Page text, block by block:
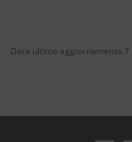
Data ultimo aggiornamento